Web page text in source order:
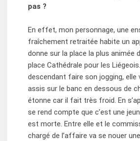
pas ?
En effet, mon personnage, une
fraîchement retraitée habite un
donne sur la place la plus animée
place Cathédrale pour les
descendant faire son jogging, elle
assis sur le banc en dessous de
étonne car il fait très froid. En
se rend compte que c’est une
est morte. Entre elle et le
chargé de l’affaire va se nouer